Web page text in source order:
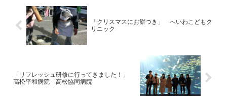
「クリスマスにお餅つき」 へいわこどもク
リニック
「リフレッシュ研修に行ってきました！」
高松平和病院 高松協同病院